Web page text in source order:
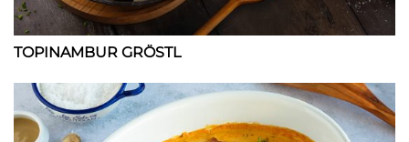
TOPINAMBUR GRÖSTL